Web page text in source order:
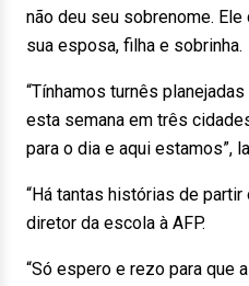
não deu seu sobrenome.
sua esposa, filha e sobrinha.
“Tínhamos turnês
esta semana em três
para o dia e aqui estamos”,
“Há tantas histórias de partir
diretor da escola à AFP.
“Só espero e rezo para que